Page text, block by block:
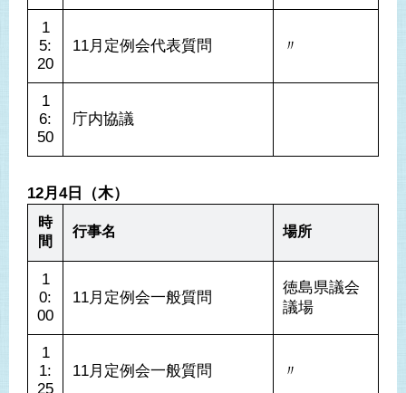
1
5:
20
11月定例会代表質問 〃
1
6:
50
庁内協議
12月4日（木）
時
間
行事名 場所
1
0:
00
11月定例会一般質問
徳島県議会
議場
1
1:
25
11月定例会一般質問 〃